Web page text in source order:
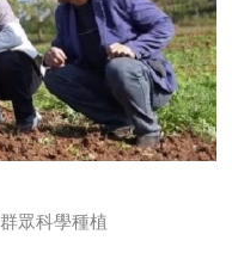
眾科學種植